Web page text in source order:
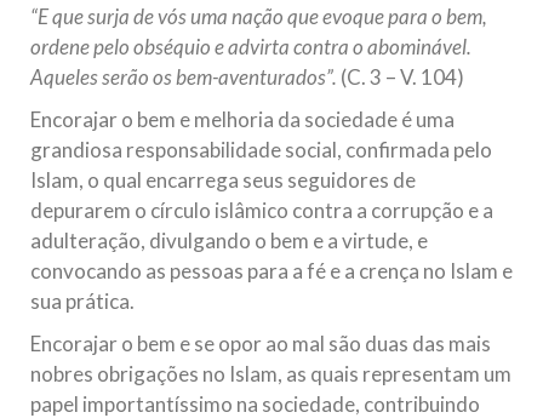
Falecimento do Imam Ali Ibn Al-Hussein
Em nome de Deus, o Clemente, o Misericordioso! Diante da
data em que relembramos o martírio do quarto Imam dos
muçulmanos, o Imam Ali Ibn Al-Hussein Ibn Ali Ibn Abi Táleb
(A.S.), conhecido por “Zein Al-Ábidin” (Formosura
NOTÍCIAS
Centro Islâmico no Brasil recebe o ex-
ministro das Relações Exteriores da
República Islâmica do Irã
Na noite da quinta-feira, 03 de Abril, o Centro Islâmico no
“E que surja de vós uma nação que evoque para o bem,
ordene pelo obséquio e advirta contra o abominável.
Aqueles serão os bem-aventurados”. (C. 3 – V. 104)
Encorajar o bem e melhoria da sociedade é uma
grandiosa responsabilidade social, confirmada pelo
Islam, o qual encarrega seus seguidores de
depurarem o círculo islâmico contra a corrupção e a
adulteração, divulgando o bem e a virtude, e
convocando as pessoas para a fé e a crença no Islam e
sua prática.
Encorajar o bem e se opor ao mal são duas das mais
nobres obrigações no Islam, as quais representam um
papel importantíssimo na sociedade, contribuindo